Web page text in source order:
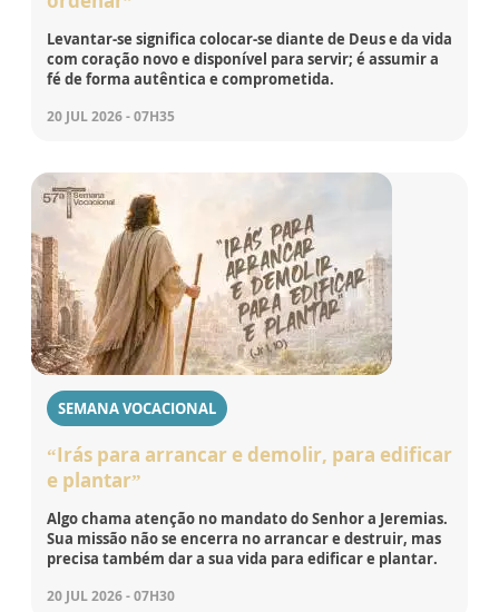
Levantar-se significa colocar-se diante de Deus e da vida
com coração novo e disponível para servir; é assumir a
fé de forma autêntica e comprometida.
20 JUL 2026 - 07H35
SEMANA VOCACIONAL
“Irás para arrancar e demolir, para edificar
e plantar”
Algo chama atenção no mandato do Senhor a Jeremias.
Sua missão não se encerra no arrancar e destruir, mas
precisa também dar a sua vida para edificar e plantar.
20 JUL 2026 - 07H30